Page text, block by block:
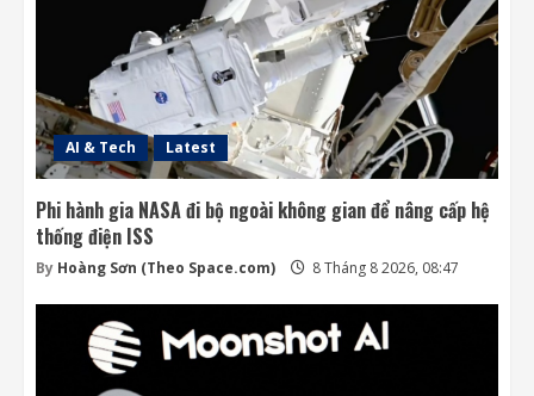
AI & Tech Latest
Phi hành gia NASA đi bộ ngoài không gian để nâng cấp hệ
thống điện ISS
By Hoàng Sơn (Theo Space.com) 8 Tháng 8 2026, 08:47